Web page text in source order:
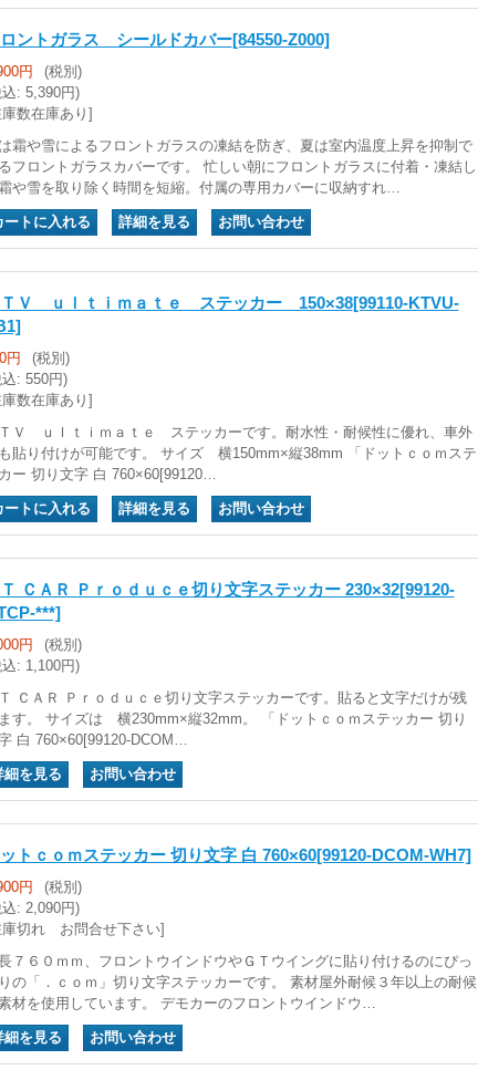
ントガラス シールドカバー[84550-Z000]
円
(税別)
: 5,390円)
庫数在庫あり]
霜や雪によるフロントガラスの凍結を防ぎ、夏は室内温度上昇を抑制で
フロントガラスカバーです。 忙しい朝にフロントガラスに付着・凍結し
や雪を取り除く時間を短縮。付属の専用カバーに収納すれ…
ＴＶ ｕｌｔｉｍａｔｅ ステッカー 150×38[99110-KTVU-
円
(税別)
: 550円)
庫数在庫あり]
Ｖ ｕｌｔｉｍａｔｅ ステッカーです。耐水性・耐候性に優れ、車外
貼り付けが可能です。 サイズ 横150mm×縦38mm 「ドットｃｏｍステ
ー 切り文字 白 760×60[99120…
Ｔ ＣＡＲ Ｐｒｏｄｕｃｅ切り文字ステッカー 230×32[99120-
***]
円
(税別)
: 1,100円)
ＣＡＲ Ｐｒｏｄｕｃｅ切り文字ステッカーです。貼ると文字だけが残
す。 サイズは 横230mm×縦32mm。 「ドットｃｏｍステッカー 切り
白 760×60[99120-DCOM…
ットｃｏｍステッカー 切り文字 白 760×60[99120-DCOM-WH7]
円
(税別)
: 2,090円)
庫切れ お問合せ下さい]
７６０ｍｍ、フロントウインドウやＧＴウイングに貼り付けるのにぴっ
の「．ｃｏｍ」切り文字ステッカーです。 素材屋外耐候３年以上の耐候
材を使用しています。 デモカーのフロントウインドウ…